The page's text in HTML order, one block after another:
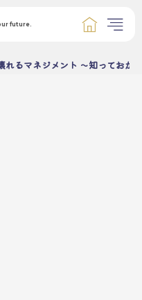
future.
れるマネジメント ～知っておか